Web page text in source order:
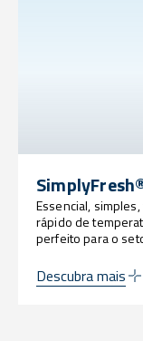
Essencial,
rápido de
perfeito para o
Descubra mais